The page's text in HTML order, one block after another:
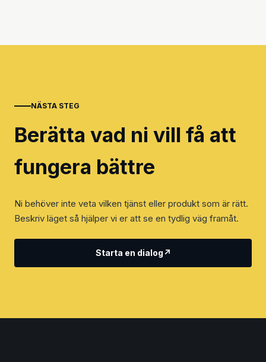
NÄSTA STEG
Berätta vad ni vill få att
fungera bättre
Ni behöver inte veta vilken tjänst eller produkt som är rätt.
Beskriv läget så hjälper vi er att se en tydlig väg framåt.
Starta en dialog↗